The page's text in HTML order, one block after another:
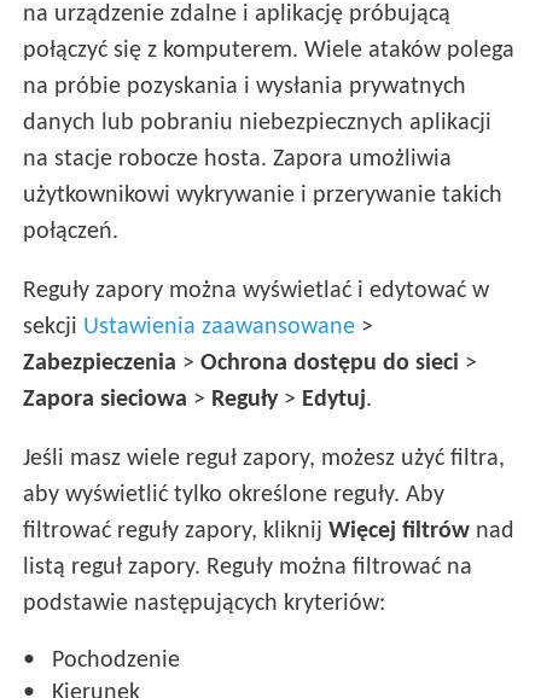
na urządzenie zdalne i aplikację próbującą
połączyć się z komputerem. Wiele ataków polega
na próbie pozyskania i wysłania prywatnych
danych lub pobraniu niebezpiecznych aplikacji
na stacje robocze hosta. Zapora umożliwia
użytkownikowi wykrywanie i przerywanie takich
połączeń.
Reguły zapory można wyświetlać i edytować w
sekcji Ustawienia zaawansowane >
Zabezpieczenia >Ochrona dostępu do sieci >
Zapora sieciowa > Reguły> Edytuj.
Jeśli masz wiele reguł zapory, możesz użyć filtra,
aby wyświetlić tylko określone reguły. Aby
filtrować reguły zapory, kliknijWięcej filtrów nad
listą reguł zapory. Reguły można filtrować na
podstawie następujących kryteriów:
Pochodzenie
Kierunek